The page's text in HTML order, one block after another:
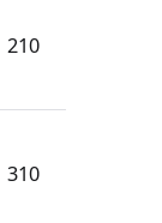
210
310